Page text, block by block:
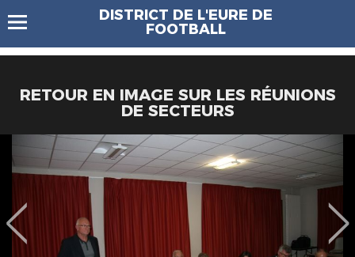
DISTRICT DE L'EURE DE
FOOTBALL
RETOUR EN IMAGE SUR LES RÉUNIONS
DE SECTEURS